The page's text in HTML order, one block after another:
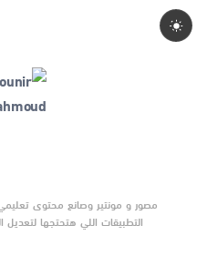
مصور و مونتير وصانع محتوى
التطبيقات اللي هتحتجها لتعديل